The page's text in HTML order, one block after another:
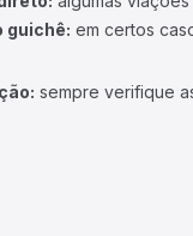
guichê: em certos
sempre verifique